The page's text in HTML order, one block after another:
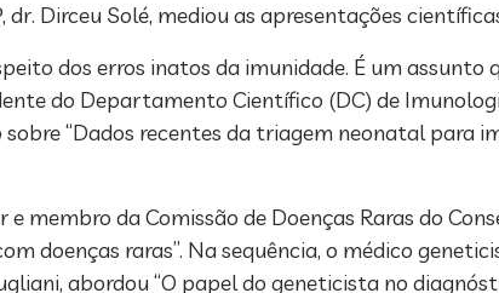
Dirceu Solé, mediou as apresentações
dos erros inatos da imunidade. É um assunto
do Departamento Científico (DC) de
“Dados recentes da triagem neonatal para
membro da Comissão de Doenças Raras do
doenças raras”. Na sequência, o médico
abordou “O papel do geneticista no